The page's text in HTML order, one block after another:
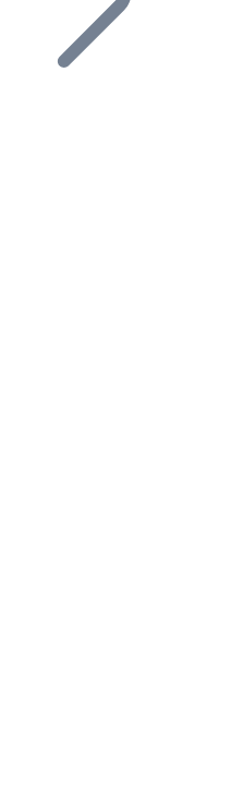
ecosistema.
rivenditori e
progetto al nostro servizio di